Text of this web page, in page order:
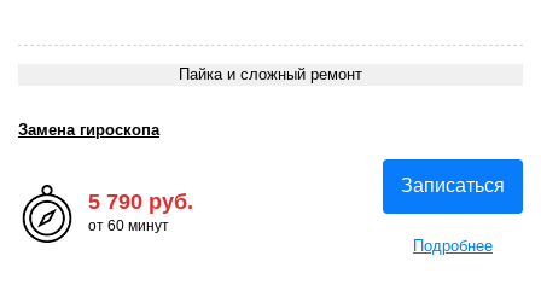
Пайка и сложный ремонт
5 790 руб.
от 60 минут
Записаться
Подробнее
Замена гироскопа